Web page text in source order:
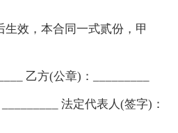
生效，本合同一式贰份，甲
乙方(公章)：_________
法定代表人(签字)：